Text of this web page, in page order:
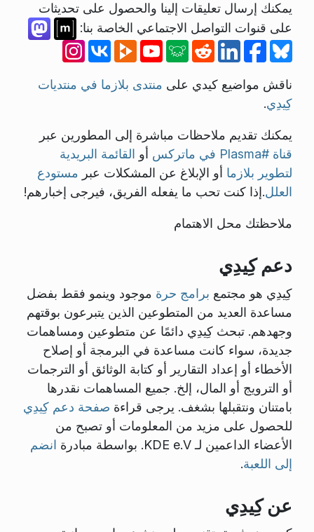
يمكنك إرسال تعليقات إلينا والحصول على تحديثات
على قنوات التواصل الاجتماعي الخاصة بنا:
ناقش مواضيع كيدي على منتدى بلازما في منتديات
كِيدِي.
يمكنك تقديم ملاحظات مباشرة إلى المطورين عبر
قناة #Plasma في ماتركس
أو القائمة البريدية
لتطوير بلازما أو الإبلاغ عن المشكلات عبر مستودع
العلل.إذا كنت تحب ما يفعله الفريق، فيرجى إخبارهم!
ملاحظتك محل الاهتمام
دعم كِيدِي
كِيدِي هو مجتمع برامج حرة موجود وينمو فقط بفضل
مساعدة العديد من المتطوعين الذين يتبرعون بوقتهم
وجهدهم. تبحث كِيدِي دائمًا عن متطوعين ومساهمات
جديدة، سواء كانت مساعدة في البرمجة أو إصلاح
الأخطاء أو إعداد التقارير أو كتابة الوثائق أو الترجمات
أو الترويج أو المال، إلخ. جميع المساهمات نقدرها
بامتنان ونتقبلها بشغف. يرجى قراءة صفحة دعم كِيدِي
للحصول على مزيد من المعلومات أو تصبح من
الأعضاء الداعمين لـ KDE e.V. بواسطة مبادرة
انضم
إلى اللعبة.
عن كِيدِي